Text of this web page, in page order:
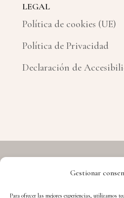
Gestionar
Para ofrecer las mejores experiencias, utilizamos
LEGAL
Política de cookies (UE)
Política de Privacidad
Declaración de